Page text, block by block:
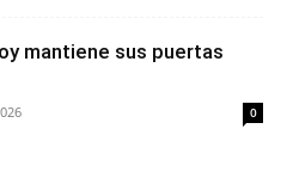
mantiene sus puertas
0